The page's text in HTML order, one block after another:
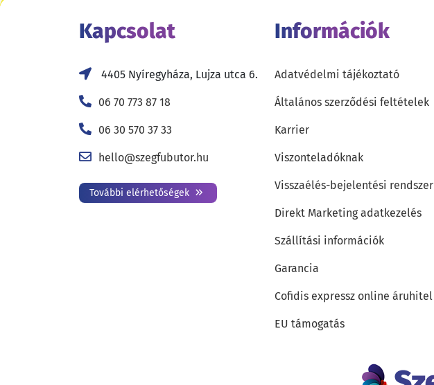
Kapcsolat
4405 Nyíregyháza, Lujza utca 6.
06 70 773 87 18
06 30 570 37 33
hello@szegfubutor.hu
További elérhetőségek
Információk
Adatvédelmi tájékoztató
Általános szerződési feltételek
Karrier
Viszonteladóknak
Visszaélés-bejelentési rendszer
Direkt Marketing adatkezelés
Szállítási információk
Garancia
Cofidis expressz online áruhitel
EU támogatás